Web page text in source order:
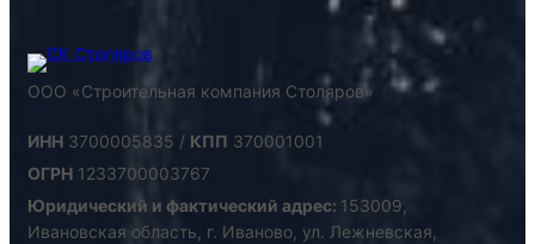
ООО «Строительная компания Столяров»
ИНН 3700005835 / КПП 370001001
ОГРН 1233700003767
Юридический и фактический адрес: 153009,
Ивановская область, г. Иваново, ул. Лежневская,